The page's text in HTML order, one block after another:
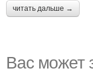
читать дальше →
Вас может